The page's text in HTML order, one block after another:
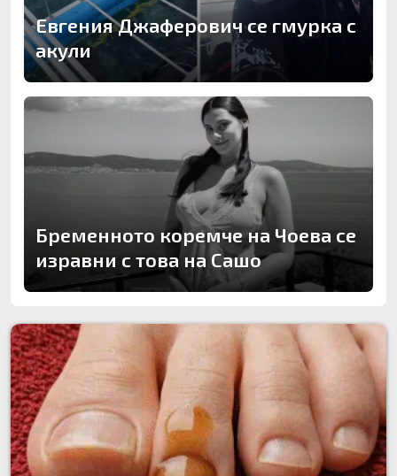
Евгения Джаферович се гмурка с
акули
Бременното коремче на Чоева се
изравни с това на Сашо